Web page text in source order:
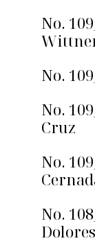
No.
No.
No.
Cruz
No.
No.